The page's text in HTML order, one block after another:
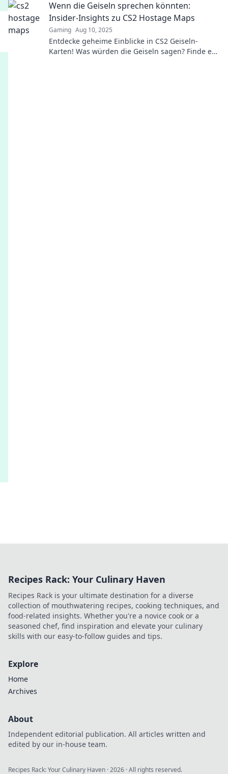
Wenn die Geiseln sprechen könnten:
Insider-Insights zu CS2 Hostage Maps
Gaming Aug 10, 2025
Entdecke geheime Einblicke in CS2 Geiseln-
Karten! Was würden die Geiseln sagen? Finde es
Recipes Rack: Your Culinary Haven
Recipes Rack is your ultimate destination for a diverse
collection of mouthwatering recipes, cooking techniques, and
food-related insights. Whether you're a novice cook or a
seasoned chef, find inspiration and elevate your culinary
skills with our easy-to-follow guides and tips.
Explore
Home
Archives
About
Independent editorial publication. All articles written and
edited by our in-house team.
Recipes Rack: Your Culinary Haven ·2026 · All rights reserved.